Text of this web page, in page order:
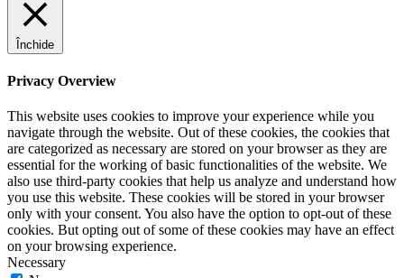
Închide
Privacy Overview
This website uses cookies to improve your experience while you
navigate through the website. Out of these cookies, the cookies that
are categorized as necessary are stored on your browser as they are
essential for the working of basic functionalities of the website. We
also use third-party cookies that help us analyze and understand how
you use this website. These cookies will be stored in your browser
only with your consent. You also have the option to opt-out of these
cookies. But opting out of some of these cookies may have an effect
on your browsing experience.
Necessary